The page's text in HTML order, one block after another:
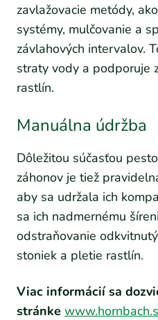
zavlažovacie metódy,
systémy, mulčovanie a
závlahových intervalov.
straty vody a podporuje
rastlín.
Manuálna údržba
Dôležitou súčasťou
záhonov je tiež
aby sa udržala ich
sa ich nadmernému
odstraňovanie
stoniek a pletie rastlín.
Viac informácií sa
stránke